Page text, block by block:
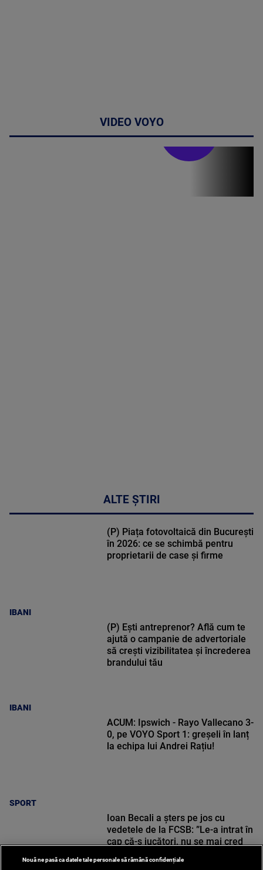
VIDEO VOYO
ALTE ȘTIRI
IBANI
(P) Piața fotovoltaică din București
în 2026: ce se schimbă pentru
proprietarii de case și firme
IBANI
(P) Ești antreprenor? Află cum te
ajută o campanie de advertoriale
să crești vizibilitatea și încrederea
brandului tău
SPORT
ACUM: Ipswich - Rayo Vallecano 3-
0, pe VOYO Sport 1: greșeli în lanț
la echipa lui Andrei Rațiu!
Ioan Becali a șters pe jos cu
vedetele de la FCSB: ”Le-a intrat în
cap că-s jucători, nu se mai cred
Nouă ne pasă ca datele tale personale să rămână confidențiale